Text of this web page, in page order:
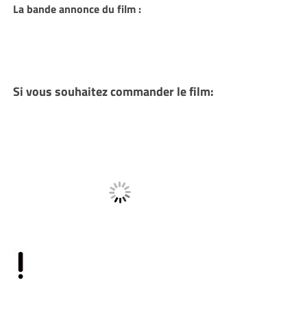
La bande annonce du film :
Si vous souhaitez commander le film: